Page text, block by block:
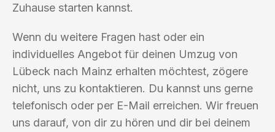
Zuhause starten kannst.
Wenn du weitere Fragen hast oder ein
individuelles Angebot für deinen Umzug von
Lübeck nach Mainz erhalten möchtest, zögere
nicht, uns zu kontaktieren. Du kannst uns gerne
telefonisch oder per E-Mail erreichen. Wir freuen
uns darauf, von dir zu hören und dir bei deinem